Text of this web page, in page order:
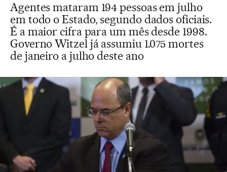
Agentes mataram 194 pessoas em julho
em todo o Estado, segundo dados oficiais.
É a maior cifra para um mês desde 1998.
Governo Witzel já assumiu 1.075 mortes
de janeiro a julho deste ano